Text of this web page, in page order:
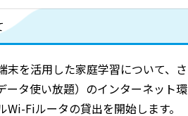
を活用した家庭学習について、さ
ータ使い放題）のインターネット環
Fiルータの貸出を開始します。